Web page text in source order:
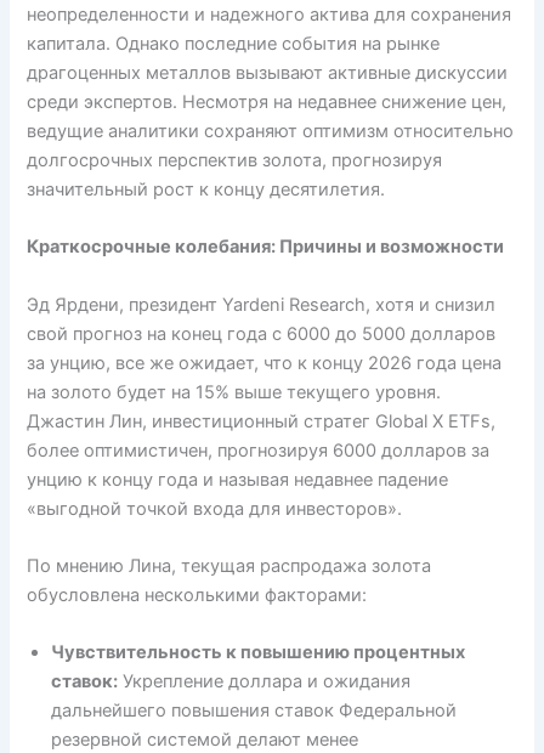
неопределенности и надежного актива для сохранения
капитала. Однако последние события на рынке
драгоценных металлов вызывают активные дискуссии
среди экспертов. Несмотря на недавнее снижение цен,
ведущие аналитики сохраняют оптимизм относительно
долгосрочных перспектив золота, прогнозируя
значительный рост к концу десятилетия.
Краткосрочные колебания: Причины и возможности
Эд Ярдени, президент Yardeni Research, хотя и снизил
свой прогноз на конец года с 6000 до 5000 долларов
за унцию, все же ожидает, что к концу 2026 года цена
на золото будет на 15% выше текущего уровня.
Джастин Лин, инвестиционный стратег Global X ETFs,
более оптимистичен, прогнозируя 6000 долларов за
унцию к концу года и называя недавнее падение
«выгодной точкой входа для инвесторов».
По мнению Лина, текущая распродажа золота
обусловлена несколькими факторами:
Чувствительность к повышению процентных
ставок: Укрепление доллара и ожидания
дальнейшего повышения ставок Федеральной
резервной системой делают менее